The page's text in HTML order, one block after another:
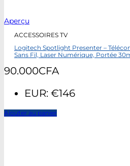
Aperçu
ACCESSOIRES TV
Logitech Spotlight Presenter –
Sans Fil, Laser Numérique, Portée
90.000CFA
EUR: €146
Ajouter au panier